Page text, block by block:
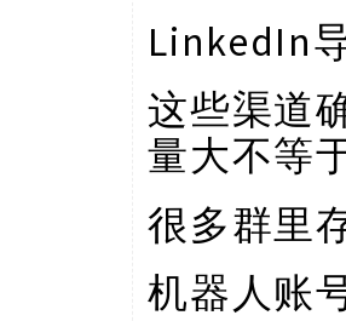
LinkedIn
这些渠道
量大不等
很多群里
机器人账